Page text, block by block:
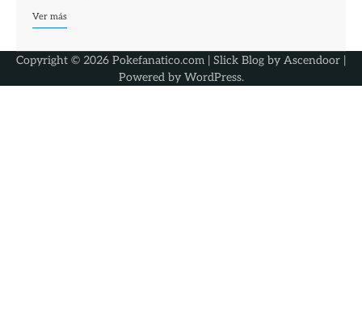
Ver más
Copyright © 2026 Pokefanatico.com | Slick Blog by Ascendoor |
Powered by WordPress.